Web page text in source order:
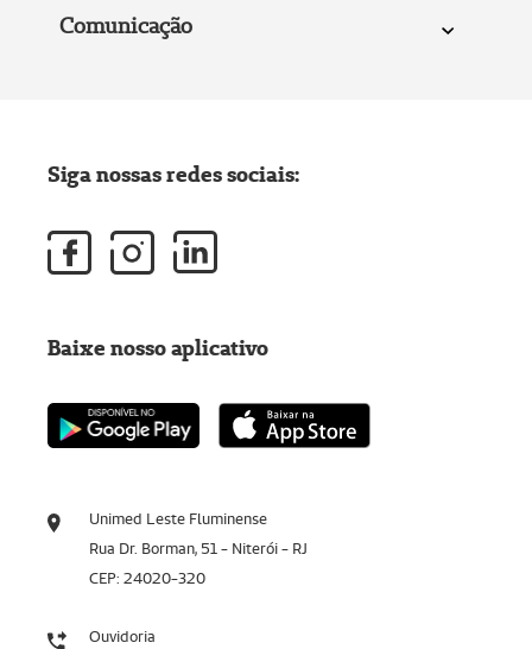
Comunicação
Unimed Leste Fluminense
Rua Dr. Borman, 51 - Niterói - RJ
CEP: 24020-320
Ouvidoria
Siga nossas redes sociais:
Baixe nosso aplicativo